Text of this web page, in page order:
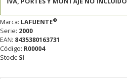
Marca: LAFUENTE®
Serie: 2000
EAN: 8435380163731
Código: R00004
Stock: SI